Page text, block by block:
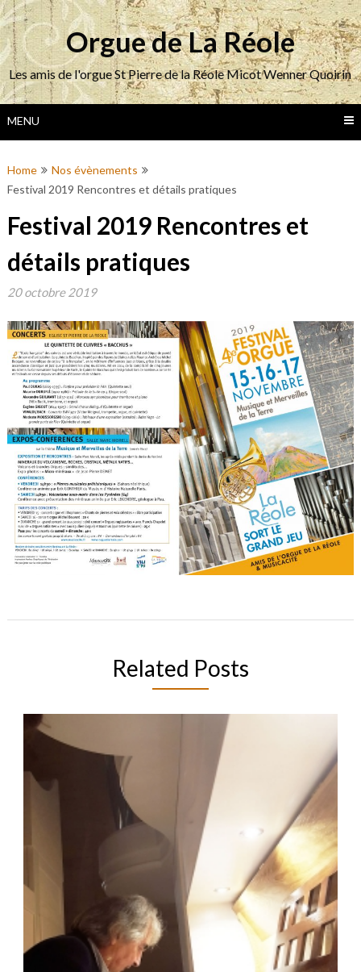
Skip
to
content
Orgue de La Réole
Les amis de l'orgue St Pierre de la Réole Micot Wenner Quoirin
MENU
Home
Nos évènements
Festival 2019 Rencontres et détails pratiques
Festival 2019 Rencontres et
détails pratiques
20 octobre 2019
Related Posts